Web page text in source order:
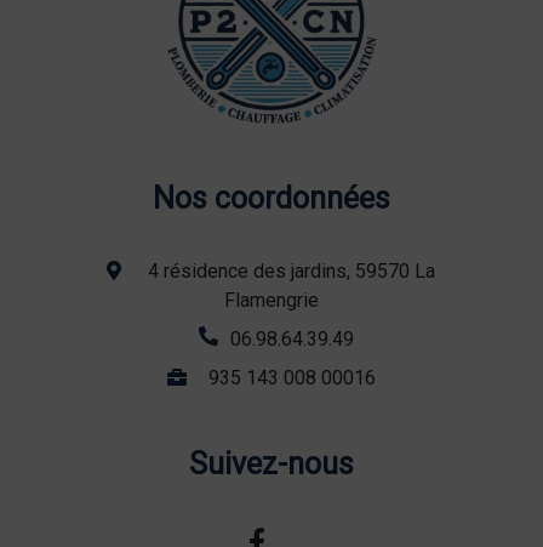
Nos coordonnées
4 résidence des jardins, 59570 La
Flamengrie
06.98.64.39.49
935 143 008 00016
Suivez-nous